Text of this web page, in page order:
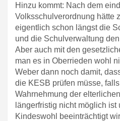
Hinzu kommt: Nach dem
Volksschulverordnung hätte
eigentlich schon längst die
und die Schulverwaltung
Aber auch mit den
man es in Oberrieden wohl
Weber dann noch damit,
die KESB prüfen müsse,
Wahrnehmung der
längerfristig nicht möglich ist
Kindeswohl beeinträchtigt